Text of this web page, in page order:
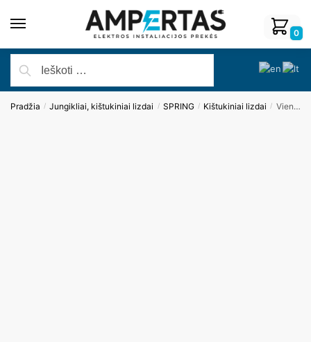
0
Pradžia / Jungikliai, kištukiniai lizdai / SPRING / Kištukiniai lizdai / Vienvietis kištukinis lizdas su įžeminimu, su stikliniu rėmeliu (baltas)